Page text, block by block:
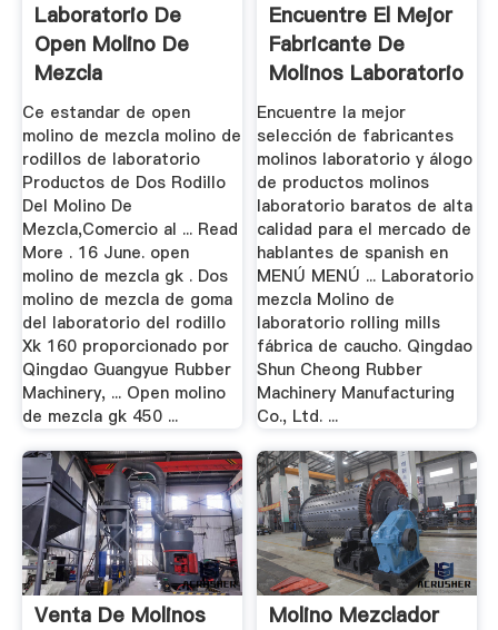
Laboratorio De
Open Molino De
Mezcla
Ce estandar de open
molino de mezcla molino de
rodillos de laboratorio
Productos de Dos Rodillo
Del Molino De
Mezcla,Comercio al ... Read
More . 16 June. open
molino de mezcla gk . Dos
molino de mezcla de goma
del laboratorio del rodillo
Xk 160 proporcionado por
Qingdao Guangyue Rubber
Machinery, ... Open molino
de mezcla gk 450 ...
Encuentre El Mejor
Fabricante De
Molinos Laboratorio
Y ...
Encuentre la mejor
selección de fabricantes
molinos laboratorio y álogo
de productos molinos
laboratorio baratos de alta
calidad para el mercado de
hablantes de spanish en
MENÚ MENÚ ... Laboratorio
mezcla Molino de
laboratorio rolling mills
fábrica de caucho. Qingdao
Shun Cheong Rubber
Machinery Manufacturing
Co., Ltd. ...
Venta De Molinos Molino Mezclador